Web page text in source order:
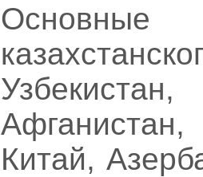
Китай,